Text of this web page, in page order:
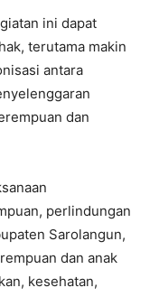
ini dapat
terutama makin
antara
dan
perlindungan
Sarolangun,
dan anak
kesehatan,